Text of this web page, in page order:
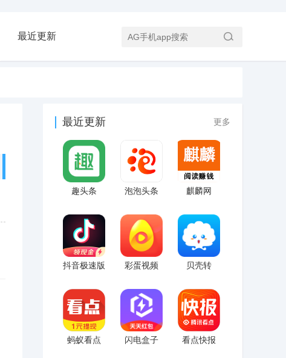
最近更新
最近更新 更多
趣头条 泡泡头条 麒麟网
抖音极速版 彩蛋视频 贝壳转
蚂蚁看点 闪电盒子 看点快报